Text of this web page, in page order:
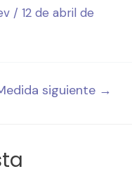
/ 12 de abril de
siguiente →